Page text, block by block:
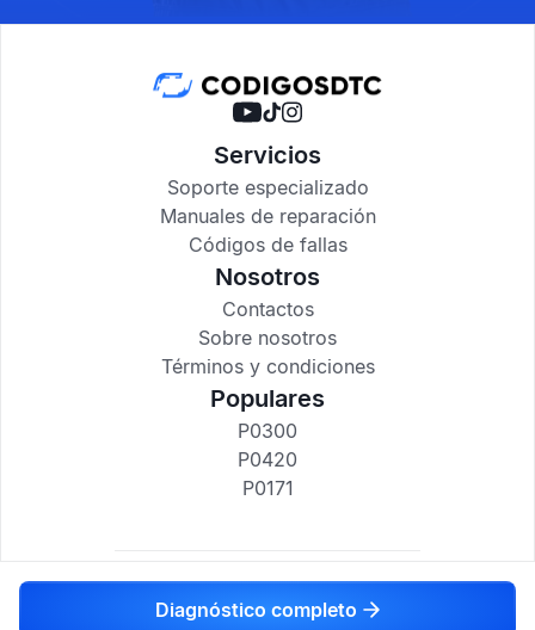
Diagnóstico completo
Servicios
Soporte especializado
Manuales de reparación
Códigos de fallas
Nosotros
Contactos
Sobre nosotros
Términos y condiciones
Populares
P0300
P0420
P0171
codigosdtc.com © 2017-2025